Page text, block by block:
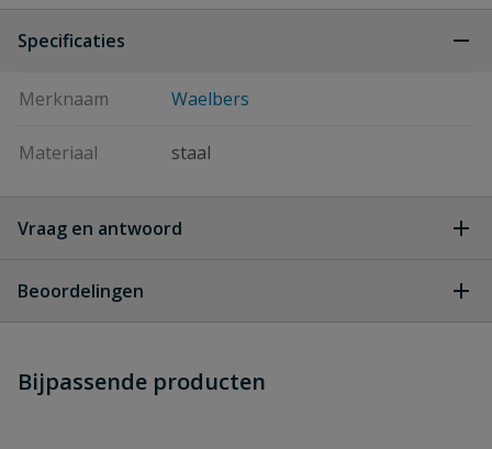
Specificaties
Merknaam Waelbers
Materiaal staal
Vraag en antwoord
dit product?
Beoordelingen
Schrijf zelf een beoordeling
Bijpassende producten